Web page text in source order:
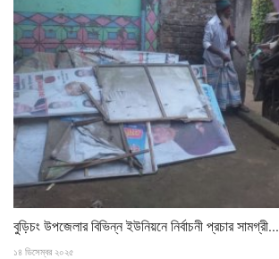
বুড়িচং উপজেলার বিভিন্ন ইউনিয়নে নির্বাচনী প্রচার সামগ্রী...
১৪ ডিসেম্বর ২০২৫